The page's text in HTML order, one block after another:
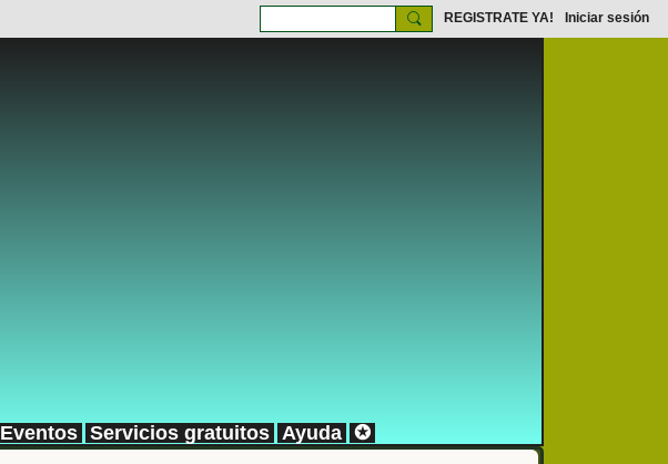
REGISTRATE YA! Iniciar sesión
Eventos Servicios gratuitos Ayuda ✪